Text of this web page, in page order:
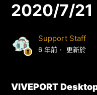
2020/7/21
Support Staff
6 年前 更新於
VIVEPORT